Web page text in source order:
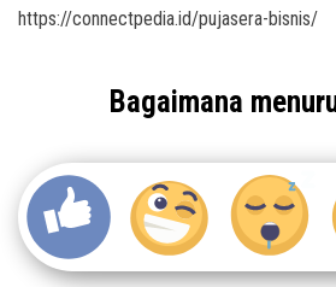
https://connectpedia.id/pujasera-bisnis/
Bagaimana